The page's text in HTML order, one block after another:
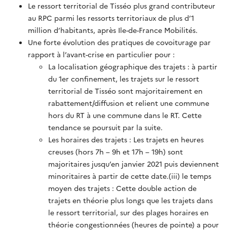
Le ressort territorial de Tisséo plus grand contributeur
au RPC parmi les ressorts territoriaux de plus d’1
million d’habitants, après Ile-de-France Mobilités.
Une forte évolution des pratiques de covoiturage par
rapport à l’avant-crise en particulier pour :
La localisation géographique des trajets : à partir
du 1er confinement, les trajets sur le ressort
territorial de Tisséo sont majoritairement en
rabattement/diffusion et relient une commune
hors du RT à une commune dans le RT. Cette
tendance se poursuit par la suite.
Les horaires des trajets : Les trajets en heures
creuses (hors 7h – 9h et 17h – 19h) sont
majoritaires jusqu’en janvier 2021 puis deviennent
minoritaires à partir de cette date.(iii) le temps
moyen des trajets : Cette double action de
trajets en théorie plus longs que les trajets dans
le ressort territorial, sur des plages horaires en
théorie congestionnées (heures de pointe) a pour